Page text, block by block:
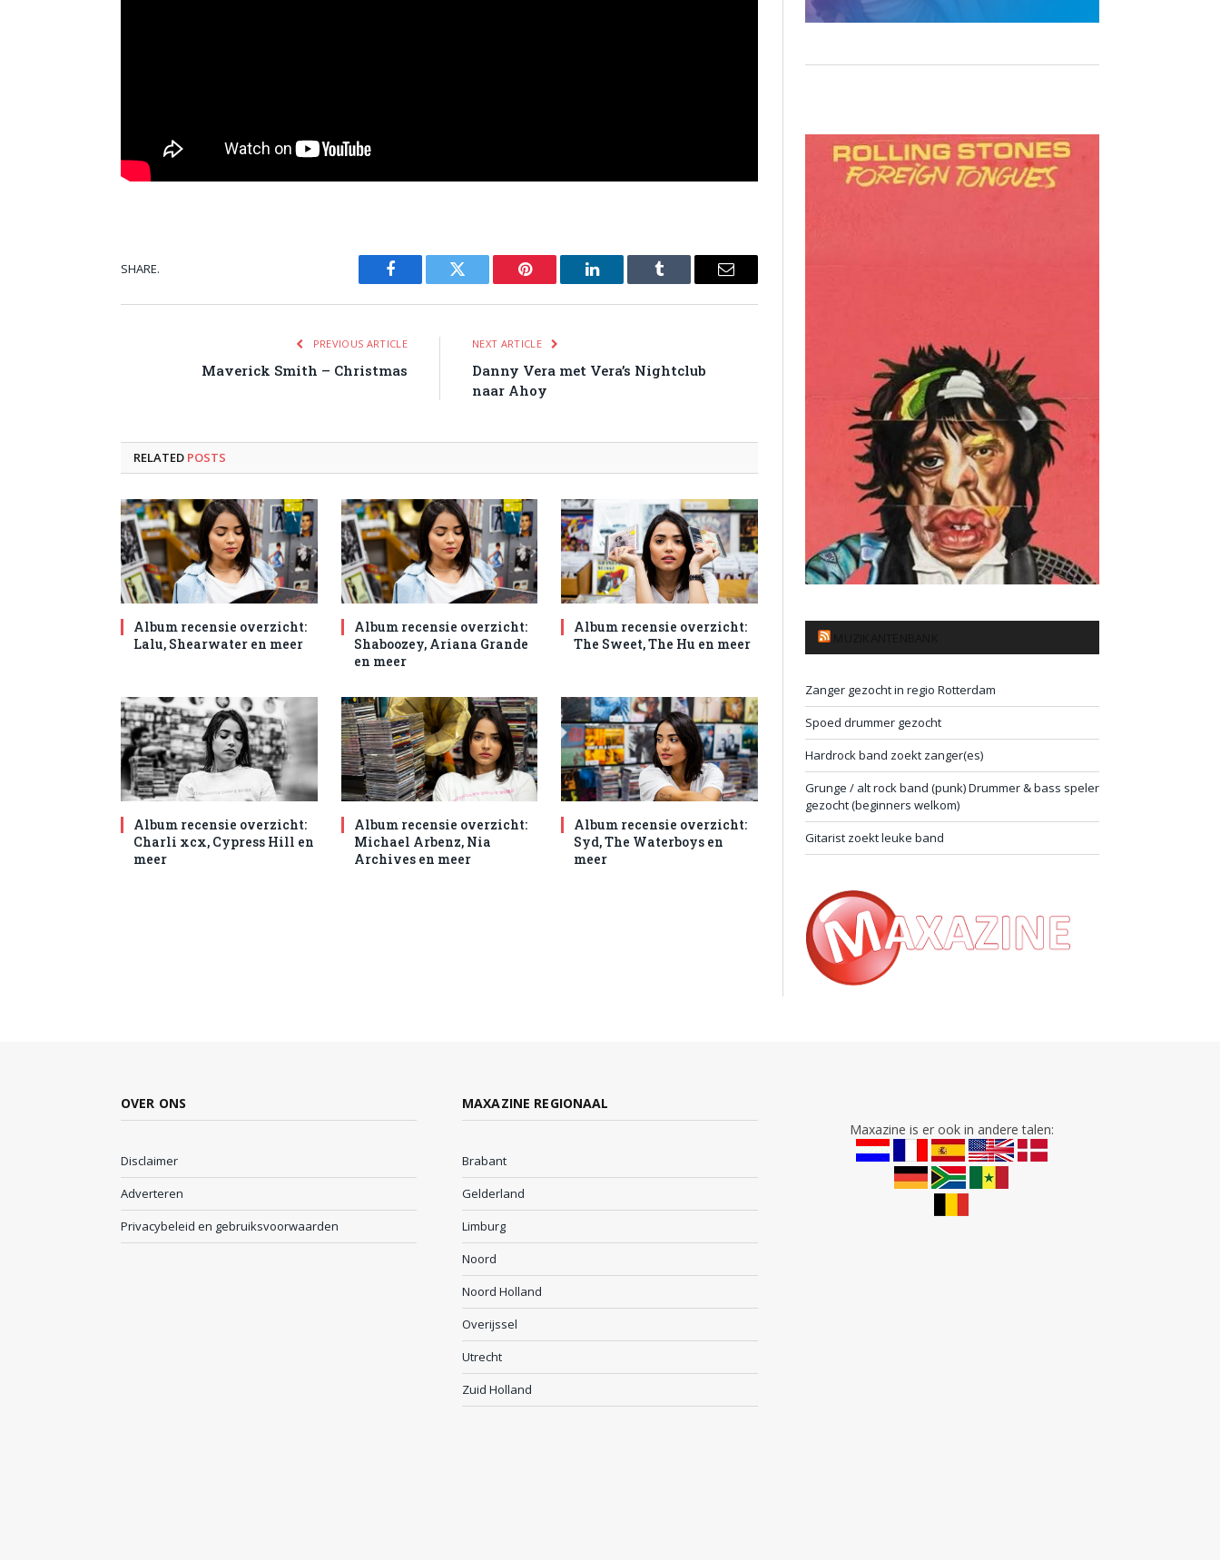
SHARE.
Facebook Twitter Pinterest LinkedIn Tumblr Email
PREVIOUS ARTICLE
Maverick Smith – Christmas
NEXT ARTICLE
Danny Vera met Vera’s Nightclub
naar Ahoy
RELATED POSTS
Album recensie overzicht:
Lalu, Shearwater en meer
Album recensie overzicht:
Shaboozey, Ariana Grande
en meer
Album recensie overzicht:
The Sweet, The Hu en meer
Album recensie overzicht:
Charli xcx, Cypress Hill en
meer
Album recensie overzicht:
Michael Arbenz, Nia
Archives en meer
Album recensie overzicht:
Syd, The Waterboys en
meer
Zanger gezocht in regio Rotterdam
Spoed drummer gezocht
Hardrock band zoekt zanger(es)
Grunge / alt rock band (punk) Drummer & bass speler
gezocht (beginners welkom)
Gitarist zoekt leuke band
OVER ONS
Disclaimer
Adverteren
Privacybeleid en gebruiksvoorwaarden
MAXAZINE REGIONAAL
Brabant
Gelderland
Limburg
Noord
Noord Holland
Overijssel
Utrecht
Zuid Holland
Maxazine is er ook in andere talen: